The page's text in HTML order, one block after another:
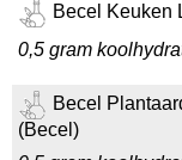
Becel Keuken
0,5 gram
Becel
(Becel)